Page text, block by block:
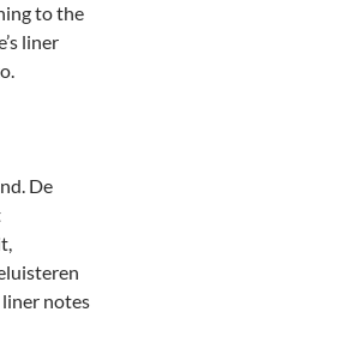
to the
liner
De
liner notes